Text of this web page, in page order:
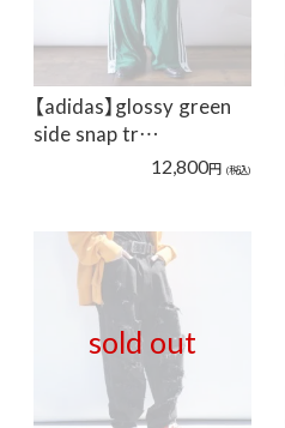
【adidas】glossy green
side snap tr…
12,800円 (税込)
sold out